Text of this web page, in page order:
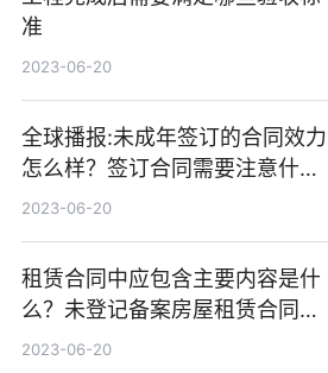
准
2023-06-20
全球播报:未成年签订的合同效力
怎么样？签订合同需要注意什
么？
2023-06-20
租赁合同中应包含主要内容是什
么？未登记备案房屋租赁合同有
效力吗？
2023-06-20